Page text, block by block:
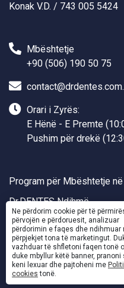
Konak V.D. / 743 005 5424
Mbështetje
+90 (506) 190 50 75
Orari i Zyrës:
E Hënë - E Premte
Pushim për drekë
Program për Mbështetje
Dr.DENTES Ndihmë
Dr.DENTES API
Politikat e Cilësisë dhe
Përdorimi dhe Mbrojtja e
Ne përdorim cookie për të
përvojën e përdoruesit, analizuar
përdorimin e faqes dhe ndihmuar
përpjekjet tona të marketingut.
vazhduar të shfletoni faqen tonë
duke mbyllur këtë banner, pranoni
keni lexuar dhe pajtoheni me
cookies tonë.